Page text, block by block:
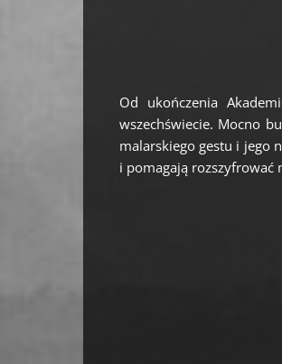
Od ukończenia
wszechświecie. Mocno
malarskiego gestu i jego
i pomagają rozszyfrować